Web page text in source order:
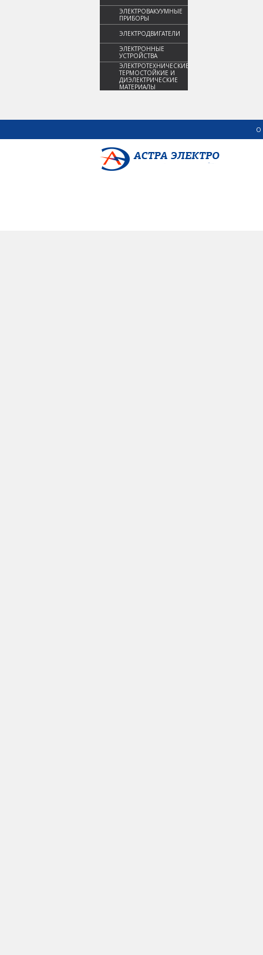
ЭЛЕКТРОВАКУУМНЫЕ
ПРИБОРЫ
ЭЛЕКТРОДВИГАТЕЛИ
ЭЛЕКТРОННЫЕ
УСТРОЙСТВА
ЭЛЕКТРОТЕХНИЧЕСКИЕ,
ТЕРМОСТОЙКИЕ И
ДИЭЛЕКТРИЧЕСКИЕ
МАТЕРИАЛЫ